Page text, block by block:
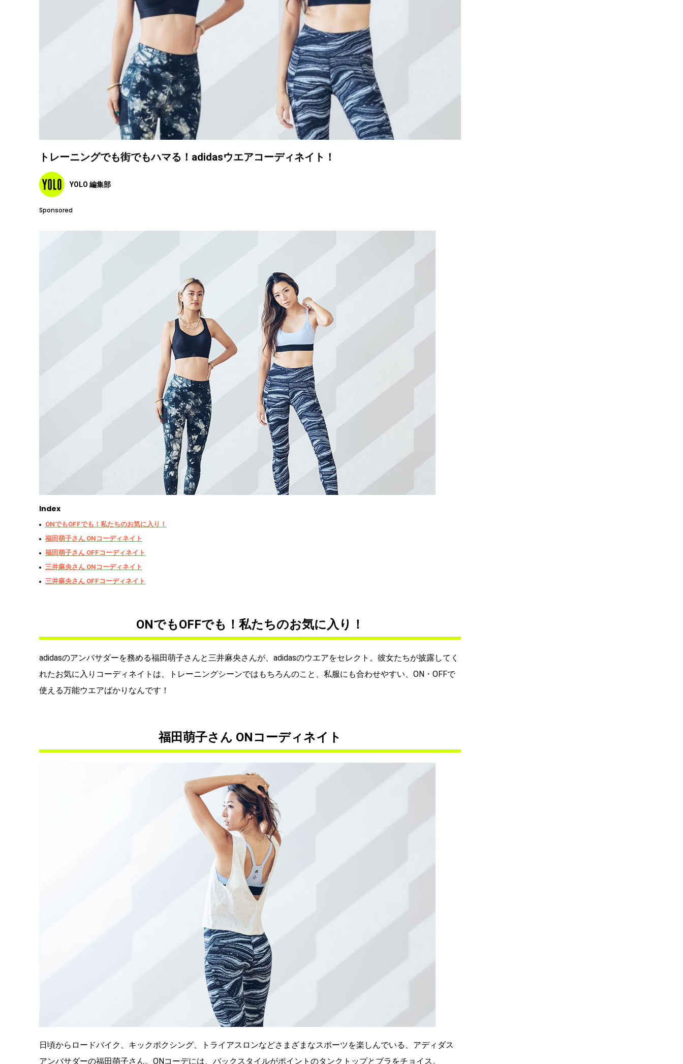
トレーニングでも街でもハマる！adidasウエアコーディネイト！
YOLO 編集部
Sponsored
Index
ONでもOFFでも！私たちのお気に入り！
福田萌子さん ONコーディネイト
福田萌子さん OFFコーディネイト
三井麻央さん ONコーディネイト
三井麻央さん OFFコーディネイト
ONでもOFFでも！私たちのお気に入り！
adidasのアンバサダーを務める福田萌子さんと三井麻央さんが、adidasのウエアをセレクト。彼女たちが披露してく
れたお気に入りコーディネイトは、トレーニングシーンではもちろんのこと、私服にも合わせやすい、ON・OFFで
使える万能ウエアばかりなんです！
福田萌子さん ONコーディネイト
日頃からロードバイク、キックボクシング、トライアスロンなどさまざまなスポーツを楽しんでいる、アディダス
アンバサダーの福田萌子さん。ONコーデには、バックスタイルがポイントのタンクトップとブラをチョイス。